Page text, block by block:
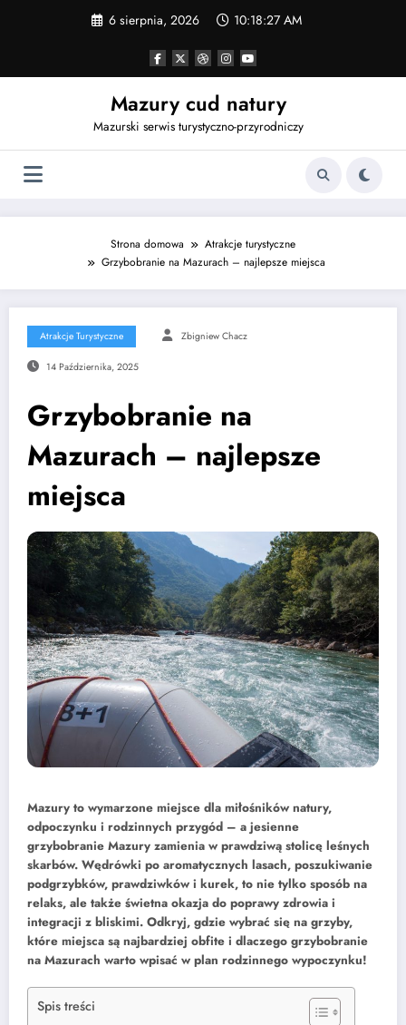
6 sierpnia, 2026 10:18:28 AM
Mazury cud natury
Mazurski serwis turystyczno-przyrodniczy
Strona domowa
Atrakcje turystyczne
Grzybobranie na Mazurach – najlepsze miejsca
Atrakcje Turystyczne Zbigniew Chacz
14 Października, 2025
Grzybobranie na
Mazurach – najlepsze
miejsca
Mazury to wymarzone miejsce dla miłośników natury,
odpoczynku i rodzinnych przygód – a jesienne
grzybobranie Mazury zamienia w prawdziwą stolicę leśnych
skarbów. Wędrówki po aromatycznych lasach, poszukiwanie
podgrzybków, prawdziwków i kurek, to nie tylko sposób na
relaks, ale także świetna okazja do poprawy zdrowia i
integracji z bliskimi. Odkryj, gdzie wybrać się na grzyby,
które miejsca są najbardziej obfite i dlaczego grzybobranie
na Mazurach warto wpisać w plan rodzinnego wypoczynku!
Spis treści